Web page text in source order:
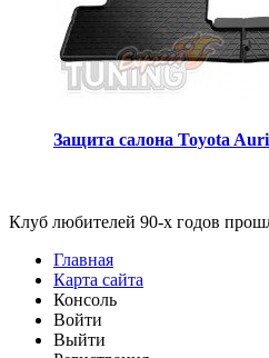
Защита салона Toyota
Клуб любителей 90-х годов
Главная
Карта сайта
Консоль
Войти
Выйти